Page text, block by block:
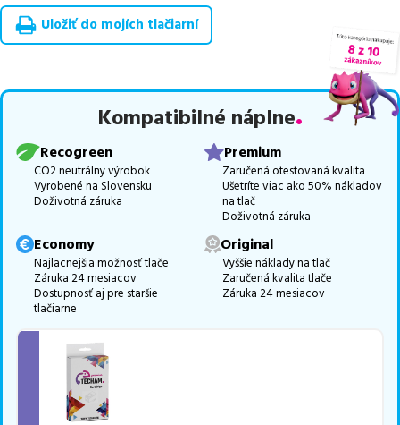
náplnev počte1ks, ako ajcenovo výhodnejšie alternatívy,
ktoré plne zachovávajú kvalitu tlače
overené náhrady v rôznych triedach
, medzi ktoré patríšpičková
Celá táto certifikovaná ponuka, spĺňajúca normy ISO 9001 a 14001,
zaručuje bezproblémovú tlač.Najlacnejší produktu nás nájdete
Vieme, že pri nákupe zohráva dôležitú úlohu aj dostupnosť. Preto
sa snažímepravidelne naskladňovať produkty, aby boli ihneď k
dispozícii na odoslanie.
Aktuálne máme k tejto tlačiarni
Ak si pri výbere nie ste istí, ktoré riešenie je pre vaše potreby
najvhodnejšie, alebo máte akékoľvek ďalšie otázky, môžete sa na
nás kedykoľvek obrátiť e-mailom alebo telefonicky. Sme tu, aby
Uložiť do mojích tlačiarní
Kompatibilné náplne
Recogreen
CO2 neutrálny výrobok
Vyrobené na Slovensku
Doživotná záruka
Premium
Zaručená otestovaná kvalita
Ušetríte viac ako 50% nákladov
na tlač
Doživotná záruka
Economy
Najlacnejšia možnosť tlače
Záruka 24 mesiacov
Dostupnosť aj pre staršie
tlačiarne
Original
Vyššie náklady na tlač
Zaručená kvalita tlače
Záruka 24 mesiacov